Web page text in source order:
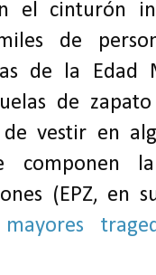
el cinturón
de
de la Edad
de
vestir en
componen
(EPZ, en